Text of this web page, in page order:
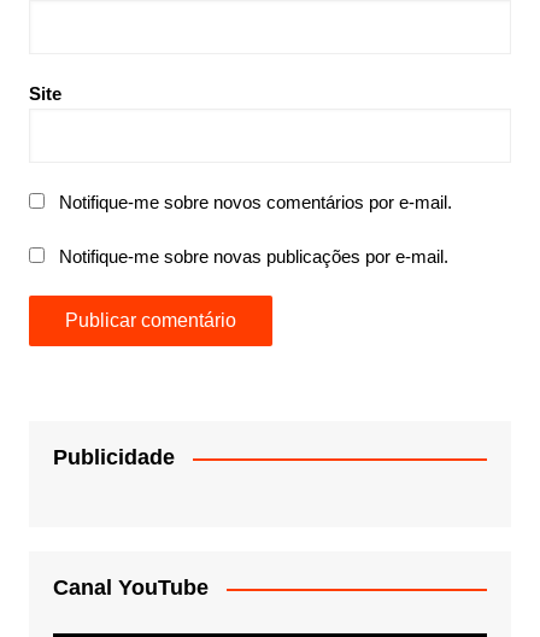
Site
Notifique-me sobre novos comentários por e-mail.
Notifique-me sobre novas publicações por e-mail.
Publicidade
Canal YouTube